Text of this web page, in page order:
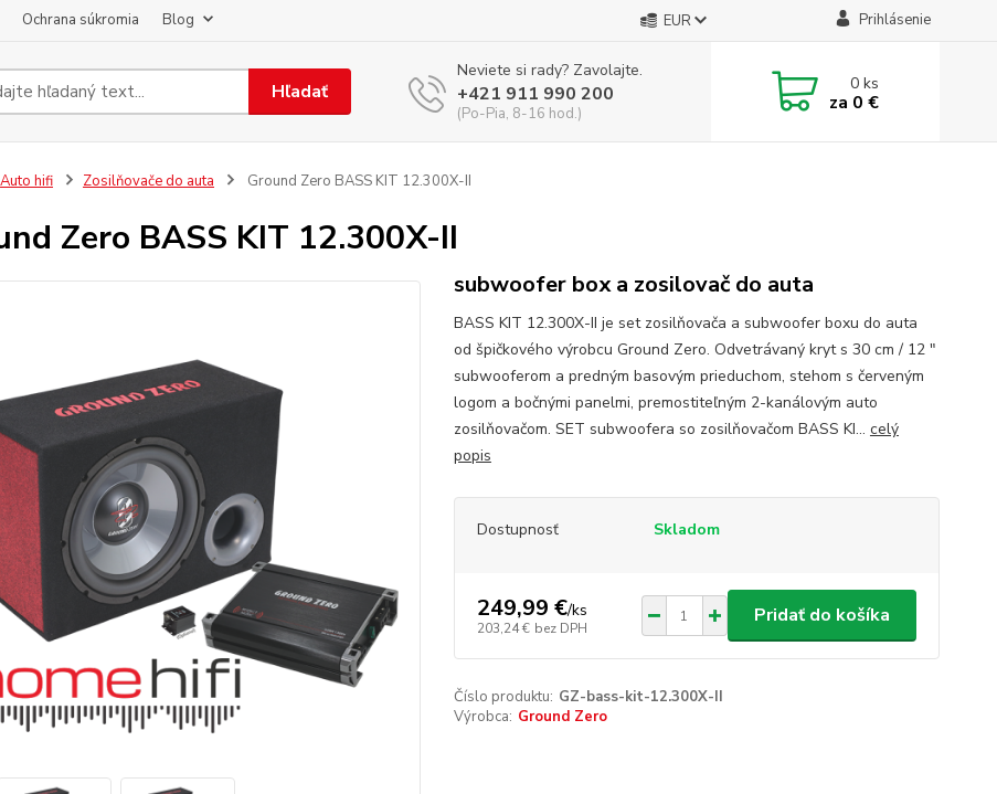
Ochrana súkromia Blog EUR Prihlásenie
Hľadať
Neviete si rady? Zavolajte.
+421 911 990 200
(Po-Pia, 8-16 hod.)
0ks
za 0 €
Auto hifi Zosilňovače do auta Ground Zero BASS KIT 12.300X-II
Zero BASS KIT 12.300X-II
subwoofer box a zosilovač do auta
BASS KIT 12.300X-II je set zosilňovača a subwoofer boxu do auta
od špičkového výrobcu Ground Zero. Odvetrávaný kryt s 30 cm / 12 ″
subwooferom a predným basovým prieduchom, stehom s červeným
logom a bočnými panelmi, premostiteľným 2-kanálovým auto
zosilňovačom. SET subwoofera so zosilňovačom BASS KI... celý
popis
Dostupnosť Skladom
249,99 €/ks
203,24 € bez DPH
Pridať do košíka
Číslo produktu: GZ-bass-kit-12.300X-II
Výrobca: Ground Zero